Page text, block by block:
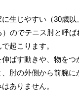
生じやすい（30歳
のでテニス肘と呼
起こります。
ばす動きや、物を
肘の外側から前腕
ありません。